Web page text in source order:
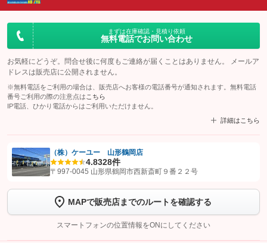
まずは在庫確認・見積り依頼
無料電話でお問い合わせ
お気軽にどうぞ。問合せ後に何度もご連絡が届くことはありません。 メールア
ドレスは販売店に公開されません。
※無料電話をご利用の場合は、販売店へお客様の電話番号が通知されます。無料電話
番号ご利用の際の注意点は こちら
IP電話、ひかり電話からはご利用いただけません。
詳細はこちら
【STEP1】認証画面でグーネットを友だち追加してから「許可する」ボタンを押
トーク画面で
ボタンをタップして問い合わせを
完了してください。
こちら
（株）ケーユー 山形鶴岡店
4.8328件
〒997-0045 山形県鶴岡市西新斎町９番２２号
MAPで販売店までのルートを確認する
スマートフォンの位置情報をONにしてください